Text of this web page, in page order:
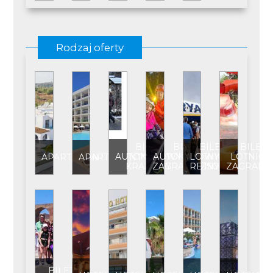
Rodzaj oferty
APARTAMENTAPARTAMENT****
BILET
AUTOKAROWY
KRAJOWY
BILET
AUTOKAROWY
ZAGRANICZNY
BILET
LOTNICZY
REJSOWY
BILET
BILET